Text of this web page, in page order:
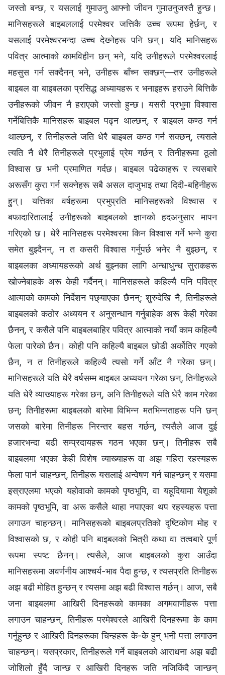
जस्तो बन्छ, र यसलाई गुमाउनु आफ्नो जीवन गुमाउनुजस्तै हुन्छ।
मानिसहरूले बाइबललाई परमेश्‍वर जत्तिकै उच्च रूपमा हेर्छन्, र
यसलाई परमेश्‍वरभन्दा उच्च देख्‍नेहरू पनि छन्। यदि मानिसहरू
पवित्र आत्माको कामविहीन छन् भने, यदि उनीहरूले परमेश्‍वरलाई
महसुस गर्न सक्दैनन् भने, उनीहरू बाँच्न सक्छन्—तर उनीहरूले
बाइबल वा बाइबलका प्रसिद्ध अध्यायहरू र भनाइहरू हराउने बित्तिकै
उनीहरूको जीवन नै हराएको जस्तो हुन्छ। यसरी प्रभुमा विश्‍वास
गर्नेबित्तिकै मानिसहरू बाइबल पढ्न थाल्छन्, र बाइबल कण्ठ गर्न
थाल्छन्, र तिनीहरूले जति धेरै बाइबल कण्ठ गर्न सक्छन्, त्यसले
त्यति नै धेरै तिनीहरूले प्रभुलाई प्रेम गर्छन् र तिनीहरूमा ठूलो
विश्‍वास छ भनी प्रमाणित गर्दछ। बाइबल पढेकाहरू र त्यसबारे
अरूसँग कुरा गर्न सक्नेहरू सबै असल दाजुभाइ तथा दिदी-बहिनीहरू
हुन्। यत्तिका वर्षहरूमा प्रभुप्रति मानिसहरूको विश्‍वास र
बफादारितालाई उनीहरूको बाइबलको ज्ञानको हदअनुसार मापन
गरिएको छ। धेरै मानिसहरू परमेश्‍वरमा किन विश्‍वास गर्ने भन्ने कुरा
समेत बुझ्दैनन्, न त कसरी विश्‍वास गर्नुपर्छ भनेर नै बुझ्छन्, र
बाइबलका अध्यायहरूको अर्थ बुझ्नका लागि अन्धाधुन्ध सुराकहरू
खोज्नेबाहके अरू केही गर्दैनन्। मानिसहरूले कहिल्यै पनि पवित्र
आत्माको कामको निर्देशन पछ्याएका छैनन्; शुरुदेखि नै, तिनीहरूले
बाइबलको कठोर अध्ययन र अनुसन्धान गर्नुबाहेक अरू केही गरेका
छैनन्, र कसैले पनि बाइबलबाहिर पवित्र आत्माको नयाँ काम कहिल्यै
फेला पारेको छैन। कोही पनि कहिल्यै बाइबल छोडी अर्कोतिर गएको
छैन, न त तिनीहरूले कहिल्यै त्यसो गर्ने आँट नै गरेका छन्।
मानिसहरूले यति धेरै वर्षसम्म बाइबल अध्ययन गरेका छन्, तिनीहरूले
यति धेरै व्याख्याहरू गरेका छन्, अनि तिनीहरूले यति धेरै काम गरेका
छन्; तिनीहरूमा बाइबलको बारेमा विभिन्न मतभिन्नताहरू पनि छन्
जसको बारेमा तिनीहरू निरन्तर बहस गर्छन्, त्यसैले आज दुई
हजारभन्दा बढी सम्प्रदायहरू गठन भएका छन्। तिनीहरू सबै
बाइबलमा भएका केही विशेष व्याख्याहरू वा अझ गहिरा रहस्यहरू
फेला पार्न चाहन्छन्, तिनीहरू यसलाई अन्वेषण गर्न चाहन्छन् र यसमा
इस्राएलमा भएको यहोवाको कामको पृष्ठभूमि, वा यहूदियामा येशूको
कामको पृष्ठभूमि, वा अरू कसैले थाहा नपाएका थप रहस्यहरू पत्ता
लगाउन चाहन्छन्। मानिसहरूको बाइबलप्रतिको दृष्टिकोण मोह र
विश्‍वासको छ, र कोही पनि बाइबलको भित्री कथा वा तत्वबारे पूर्ण
रूपमा स्पष्ट छैनन्। त्यसैले, आज बाइबलको कुरा आउँदा
मानिसहरूमा अवर्णनीय आश्चर्य-भाव पैदा हुन्छ, र त्यसप्रति तिनीहरू
अझ बढी मोहित हुन्छन् र त्यसमा अझ बढी विश्‍वास गर्छन्। आज, सबै
जना बाइबलमा आखिरी दिनहरूको कामका अगमवाणीहरू पत्ता
लगाउन चाहन्छन्, तिनीहरू परमेश्‍वरले आखिरी दिनहरूमा के काम
गर्नुहुन्छ र आखिरी दिनहरूका चिन्हहरू के-के हुन् भनी पत्ता लगाउन
चाहन्छन्। यसप्रकार, तिनीहरूले गर्ने बाइबलको आराधना अझ बढी
जोशिलो हुँदै जान्छ र आखिरी दिनहरू जति नजिकिंदै जान्छन्